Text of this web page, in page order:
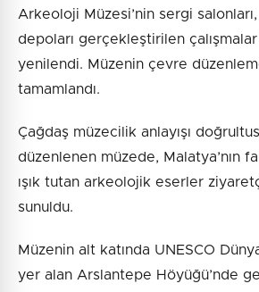
Arkeoloji Müzesi’nin sergi
depoları gerçekleştirilen çalışmalar
yenilendi. Müzenin çevre
tamamlandı.
Çağdaş müzecilik anlayışı
düzenlenen müzede, Malatya’nın
ışık tutan arkeolojik eserler
sunuldu.
Müzenin alt katında UNESCO
yer alan Arslantepe Höyüğü’nde